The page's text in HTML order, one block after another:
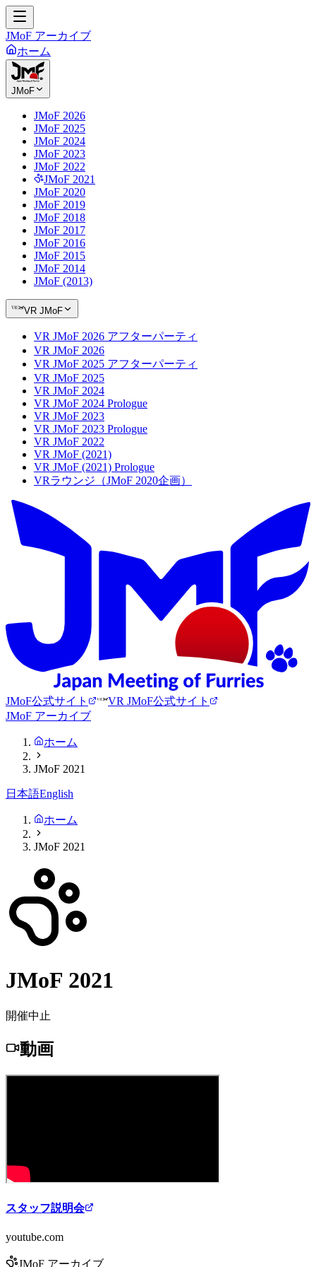
JMoF アーカイブ
ホーム
JMoF
JMoF 2026
JMoF 2025
JMoF 2024
JMoF 2023
JMoF 2022
JMoF 2021
JMoF 2020
JMoF 2019
JMoF 2018
JMoF 2017
JMoF 2016
JMoF 2015
JMoF 2014
JMoF (2013)
VR JMoF
VR JMoF 2026 アフターパーティ
VR JMoF 2026
VR JMoF 2025 アフターパーティ
VR JMoF 2025
VR JMoF 2024
VR JMoF 2024 Prologue
VR JMoF 2023
VR JMoF 2023 Prologue
VR JMoF 2022
VR JMoF (2021)
VR JMoF (2021) Prologue
VRラウンジ（JMoF 2020企画）
JMoF公式サイト
VR JMoF公式サイト
JMoF アーカイブ
ホーム
JMoF 2021
日本語English
ホーム
JMoF 2021
JMoF 2021
開催中止
動画
スタッフ説明会
youtube.com
JMoF アーカイブ